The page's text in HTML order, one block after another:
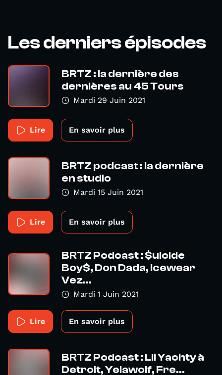
Les derniers épisodes
BRTZ : la dernière des
dernières au 45 Tours
Mardi 29 Juin 2021
Lire En savoir plus
BRTZ podcast : la dernière
en studio
Mardi 15 Juin 2021
Lire En savoir plus
BRTZ Podcast : $uicide
Boy$, Don Dada, Icewear
Vez...
Mardi 1 Juin 2021
Lire En savoir plus
BRTZ Podcast : Lil Yachty à
Detroit, Yelawolf, Fre...